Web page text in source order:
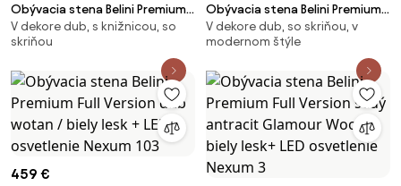
Obývacia stena Belini Premium
Full Version dub wotan / biely
lesk + LED osvetlenie Nexum 104
V dekore dub, s knižnicou, so
skriňou
Obývacia stena Belini Premium
Full Version dub wotan + LED
osvetlenie Nexum 113
V dekore dub, so skriňou, v
modernom štýle
459 €